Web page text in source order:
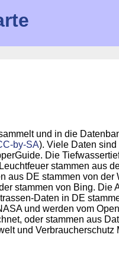
und in die
by-SA). Viele Daten
Die
stammen aus
DE stammen von
stammen von Bing.
Daten in DE
und werden vom
oder stammen aus
und